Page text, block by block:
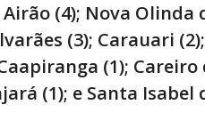
(4); Nova Olinda
(3); Carauari
(1);
(1); e Santa Isabel